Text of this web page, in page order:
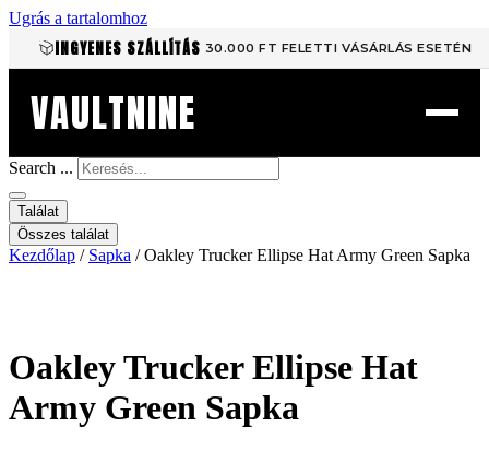
Ugrás a tartalomhoz
INGYENES SZÁLLÍTÁS 30.000 FT FELETTI VÁSÁRLÁS ESETÉN
VAULTNINE
Search ...
Találat
Összes találat
Kezdőlap / Sapka / Oakley Trucker Ellipse Hat Army Green Sapka
Oakley Trucker Ellipse Hat
Army Green Sapka